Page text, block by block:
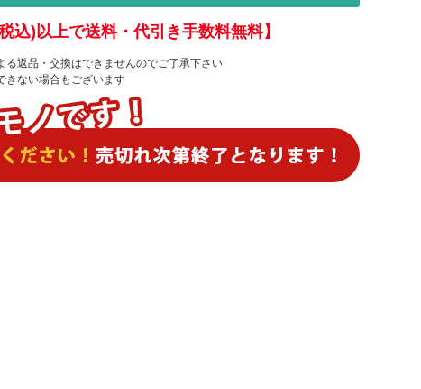
込)以上で送料・代引き手数料無料】
返品・交換はできませんのでご了承下さい
きない場合もございます